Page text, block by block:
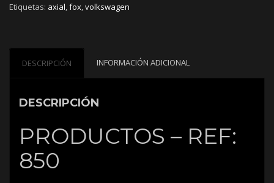
Etiquetas: axial,fox,volkswagen
DESCRIPCIÓN INFORMACIÓN ADICIONAL
DESCRIPCIÓN
PRODUCTOS – REF:
850